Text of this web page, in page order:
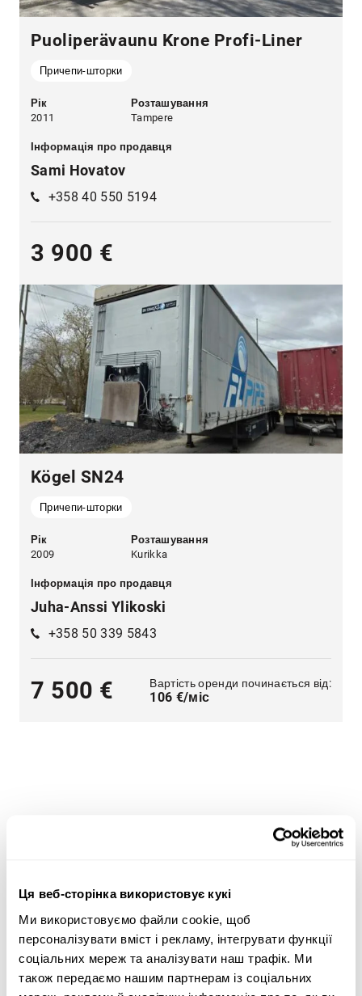
Ця веб-сторінка використовує кукі
Ми використовуємо файли cookie, щоб
персоналізувати вміст і рекламу, інтегрувати функції
соціальних мереж та аналізувати наш трафік. Ми
також передаємо нашим партнерам із соціальних
Puoliperävaunu Krone Profi-Liner
Причепи-шторки
Рік
2011
Розташування
Tampere
Інформація про продавця
Sami Hovatov
+358 40 550 5194
3 900 €
Kögel SN24
Причепи-шторки
Рік
2009
Розташування
Kurikka
Інформація про продавця
Juha-Anssi Ylikoski
+358 50 339 5843
7 500 € Вартість оренди починається від:
106 €/міс
Широкий асортимент важкої техніки — оптимальні
будівництво,транспорт,сільське господарство
лісове господарствотаземляні роботи
Скористайтеся критеріями пошуку важкої техніки
збоку сторінки, щоб знайти трактор, лісозаготівельне
обладнання, телескопічні навантажувачі або